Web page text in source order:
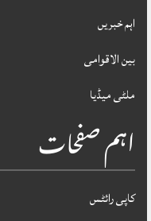
اہم خبریں
بین الاقوامی
ملٹی میڈیا
اہم صفحات
کاپی رائٹس